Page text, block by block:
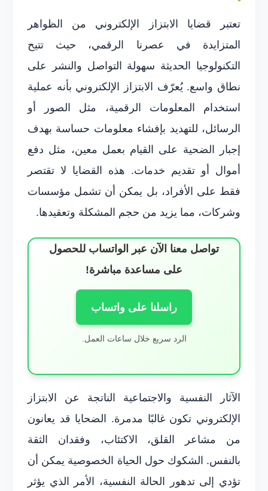
تعتبر قضايا الابتزاز الإلكتروني من الظواهر
المتزايدة في عصرنا الرقمي، حيث تتيح
التكنولوجيا الحديثة سهولة التواصل والنشر على
نطاق واسع. يُعرّف الابتزاز الإلكتروني بأنه عملية
استخدام المعلومات الرقمية، مثل الصور أو
الرسائل، للتهديد بإفشاء معلومات حساسة بهدف
إجبار الضحية على القيام بعمل معين، مثل دفع
أموال أو تقديم خدمات. هذه القضايا لا تقتصر
فقط على الأفراد، بل يمكن أن تشمل مؤسسات
وشركات، مما يزيد من حجم المشكلة وتعقيدها.
تواصل معنا الآن عبر الواتساب للحصول
على مساعدة مباشرة!
راسلنا على واتساب
الرد سريع خلال ساعات العمل.
الآثار النفسية والاجتماعية الناتجة عن الابتزاز
الإلكتروني تكون غالبًا مدمرة. الضحايا قد يعانون
من مشاعر القلق، الاكتئاب، وفقدان الثقة
بالنفس. الشكوك حول الحياة الخصوصية يمكن أن
تؤدي إلى تدهور الحالة النفسية، الأمر الذي يؤثر